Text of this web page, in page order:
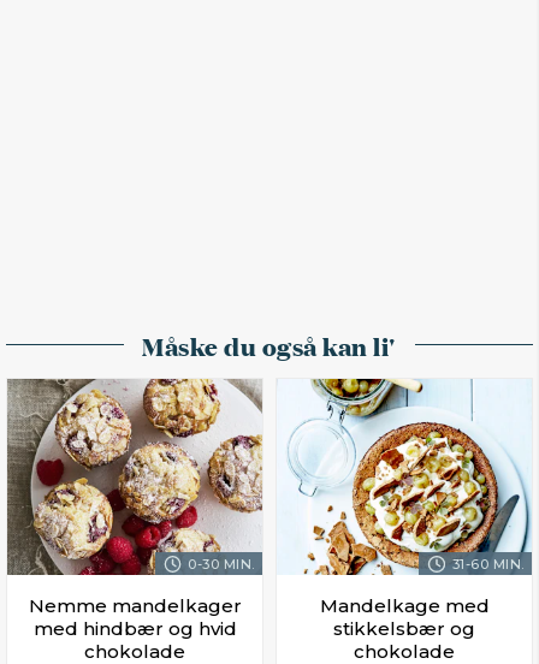
Måske du også kan li'
0-30 MIN.
Nemme mandelkager
med hindbær og hvid
chokolade
31-60 MIN.
Mandelkage med
stikkelsbær og
chokolade